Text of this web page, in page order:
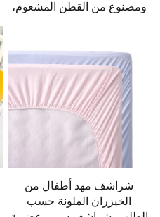
ومصنوع من القطن المشعوم،
شراشف مهد أطفال من
الخيزران الملونة حسب